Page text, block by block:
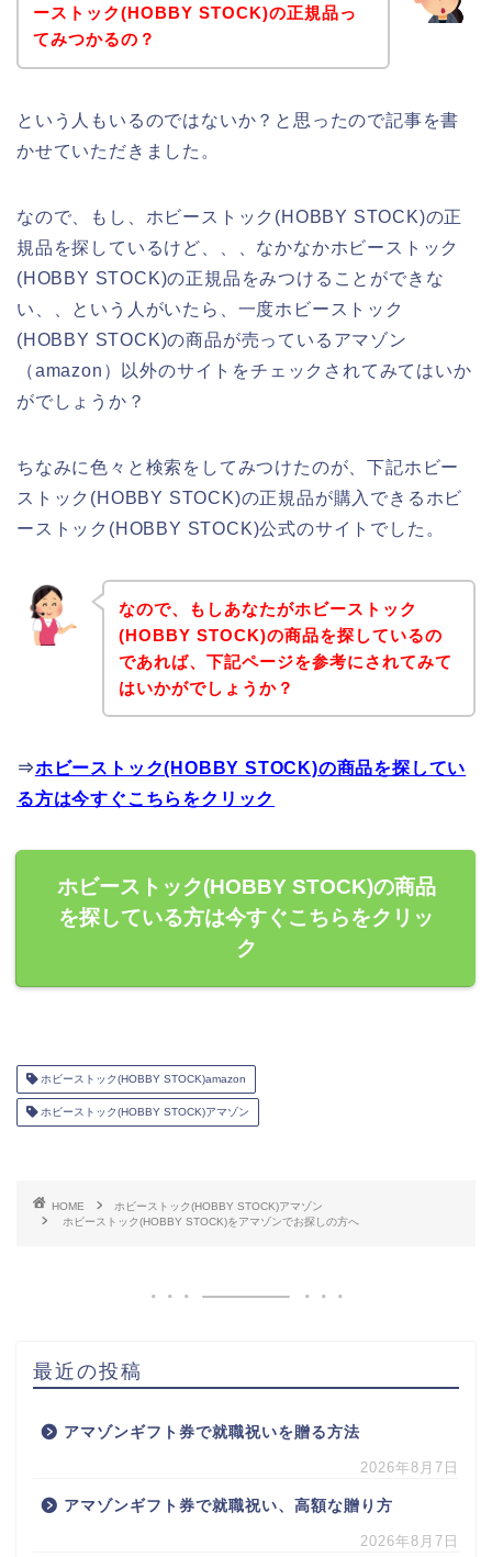
ーストック(HOBBY STOCK)の正規品っ
てみつかるの？
という人もいるのではないか？と思ったので記事を書
かせていただきました。
なので、もし、ホビーストック(HOBBY STOCK)の正
規品を探しているけど、、、なかなかホビーストック
(HOBBY STOCK)の正規品をみつけることができな
い、、という人がいたら、一度ホビーストック
(HOBBY STOCK)の商品が売っているアマゾン
（amazon）以外のサイトをチェックされてみてはいか
がでしょうか？
ちなみに色々と検索をしてみつけたのが、下記ホビー
ストック(HOBBY STOCK)の正規品が購入できるホビ
ーストック(HOBBY STOCK)公式のサイトでした。
なので、もしあなたがホビーストック
(HOBBY STOCK)の商品を探しているの
であれば、下記ページを参考にされてみて
はいかがでしょうか？
⇒ホビーストック(HOBBY STOCK)の商品を探してい
る方は今すぐこちらをクリック
ホビーストック(HOBBY STOCK)の商品
を探している方は今すぐこちらをクリッ
ク
ホビーストック(HOBBY STOCK)amazon
ホビーストック(HOBBY STOCK)アマゾン
HOME
ホビーストック(HOBBY STOCK)アマゾン
ホビーストック(HOBBY STOCK)をアマゾンでお探しの方へ
最近の投稿
アマゾンギフト券で就職祝いを贈る方法
2026年8月7日
アマゾンギフト券で就職祝い、高額な贈り方
2026年8月7日